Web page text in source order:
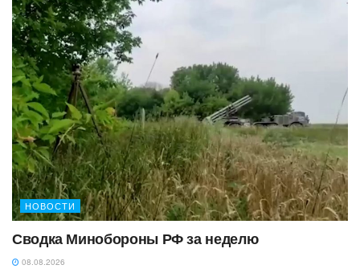
НОВОСТИ
Сводка Минобороны РФ за неделю
08.08.2026